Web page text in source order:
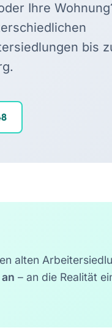
Ihre
bis
alten
– an die Realität